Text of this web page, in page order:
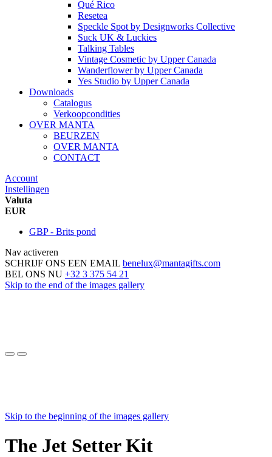
Qué Rico
Resetea
Speckle Spot by Designworks Collective
Suck UK & Luckies
Talking Tables
Vintage Cosmetic by Upper Canada
Wanderflowerby Upper Canada
Yes Studio by Upper Canada
Downloads
Catalogus
Verkoopcondities
OVER MANTA
BEURZEN
OVER MANTA
CONTACT
Account
Instellingen
Valuta
EUR
GBP - Brits pond
Nav activeren
SCHRIJF ONS EEN EMAIL benelux@mantagifts.com
BEL ONS NU +32 3 375 54 21
Skip to the end of the images gallery
Skip to the beginning of the images gallery
The Jet Setter Kit